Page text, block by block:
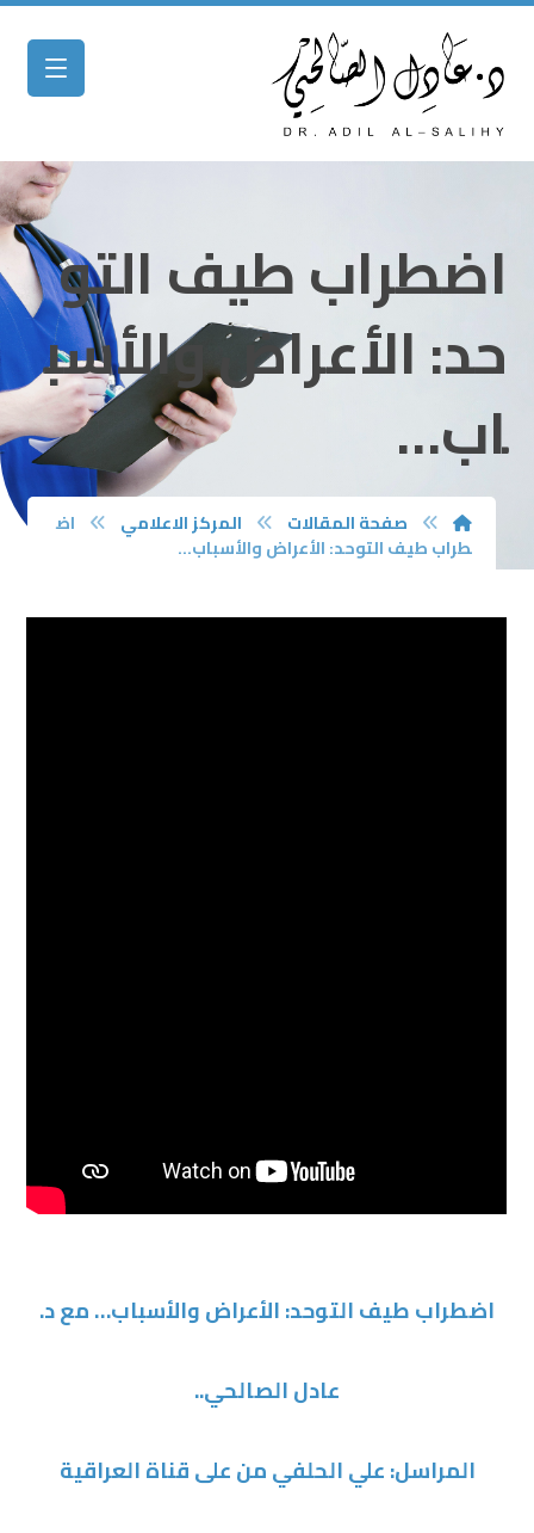
اضطراب طيف التو
حد: الأعراض والأسب
اب…
صفحة المقالات المركز الاعلامي
اض
طراب طيف التوحد: الأعراض والأسباب...
اضطراب طيف التوحد: الأعراض والأسباب… مع د.
عادل الصالحي..
المراسل: علي الحلفي من على قناة العراقية